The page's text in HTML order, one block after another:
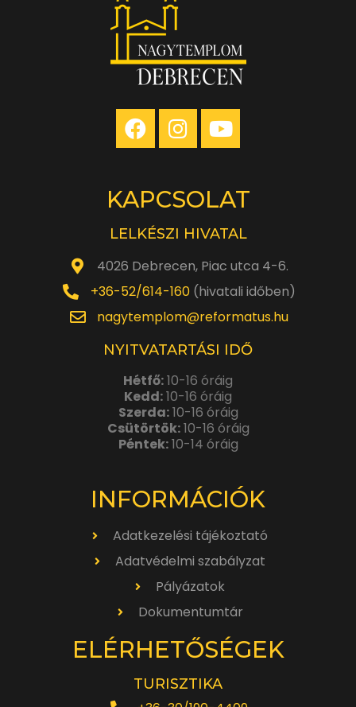
KAPCSOLAT
LELKÉSZI HIVATAL
4026 Debrecen, Piac utca 4-6.
+36-52/614-160(hivatali időben)
nagytemplom@reformatus.hu
NYITVATARTÁSI IDŐ
Hétfő:10-16 óráig
Kedd:10-16 óráig
Szerda:10-16 óráig
Csütörtök:10-16 óráig
Péntek:10-14 óráig
INFORMÁCIÓK
Adatkezelési tájékoztató
Adatvédelmi szabályzat
Pályázatok
Dokumentumtár
ELÉRHETŐSÉGEK
TURISZTIKA